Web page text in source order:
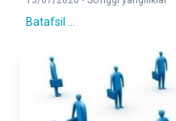
Batafsil ...